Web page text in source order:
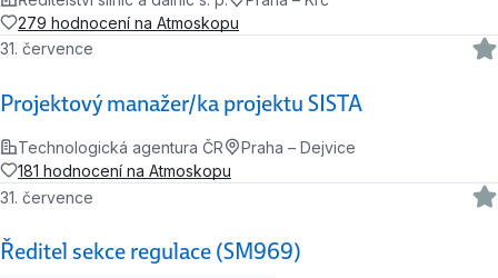
279 hodnocení na Atmoskopu
Projektový manažer/ka projektu SISTA
31. července
Technologická agentura ČR
Praha – Dejvice
181 hodnocení na Atmoskopu
Ředitel sekce regulace (SM969)
31. července